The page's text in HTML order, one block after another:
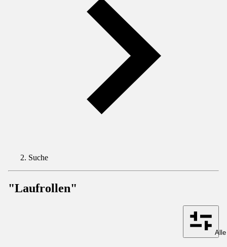
Suche
"Laufrollen"